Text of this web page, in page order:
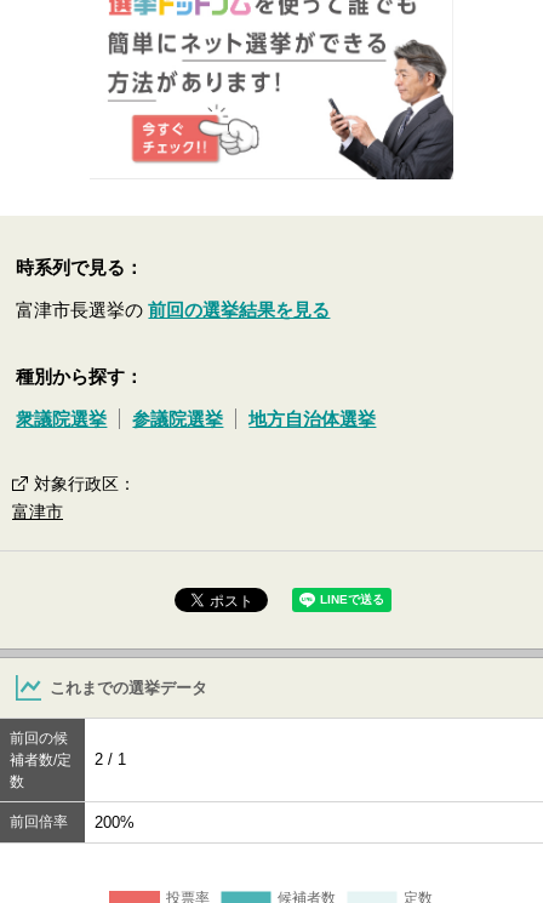
時系列で見る：
富津市長選挙の前回の選挙結果を見る
種別から探す：
衆議院選挙 参議院選挙 地方自治体選挙
対象行政区 ：
富津市
これまでの選挙データ
前回の候
補者数/定
数
2 / 1
前回倍率 200%